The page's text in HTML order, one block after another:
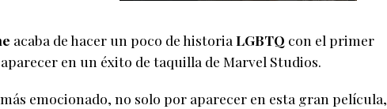
acaba de hacer un poco de historia LGBTQ con el primer
en un éxito de taquilla de Marvel Studios.
emocionado, no solo por aparecer en esta gran película,